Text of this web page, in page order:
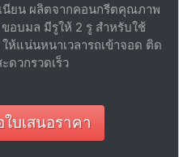
นียน ผลิตจากคอนกรีตคุณภาพ
ขอบมล มีรูให้ 2 รู สำหรับใช้
แน่นหนาเวลารถเข้าจอด ติด
ดวกรวดเร็ว
บเสนอราคา